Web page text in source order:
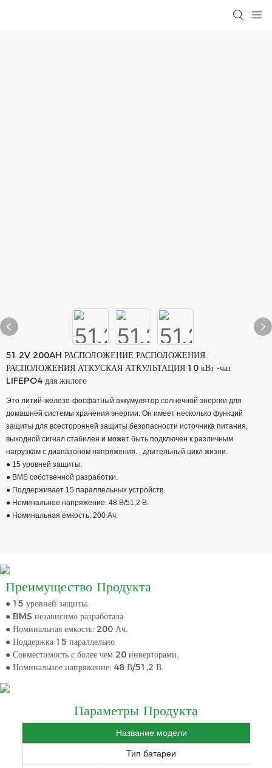
51.2V 200AH РАСПОЛОЖЕНИЕ РАСПОЛОЖЕНИЯ
РАСПОЛОЖЕНИЯ АТКУСКАЯ АТКУЛЬТАЦИЯ 10 кВт -чат
LIFEPO4 для жилого
Это литий-железо-фосфатный аккумулятор солнечной энергии для
домашней системы хранения энергии. Он имеет несколько функций
защиты для всесторонней защиты безопасности источника питания,
выходной сигнал стабилен и может быть подключен к различным
нагрузкам с диапазоном напряжения. , длительный цикл жизни.
● 15 уровней защиты.
● BMS собственной разработки.
● Поддерживает 15 параллельных устройств.
● Номинальное напряжение: 48 В/51,2 В.
● Номинальная емкость: 200 Ач.
Преимущество Продукта
● 15 уровней защиты.
● BMS независимо разработала
● Номинальная емкость: 200 Ач.
● Поддержка 15 параллельно
● Совместимость с более чем 20 инверторами.
● Номинальное напряжение: 48 В/51,2 В.
Параметры Продукта
Название модели
Тип батареи